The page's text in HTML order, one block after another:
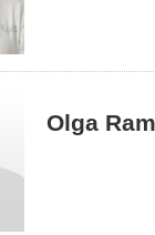
Olga